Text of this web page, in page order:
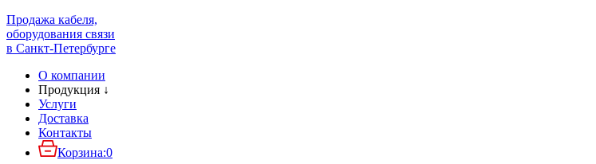
Продажа кабеля,
оборудования связи
в Санкт-Петербурге
О компании
Продукция ↓
Услуги
Доставка
Контакты
Корзина:0